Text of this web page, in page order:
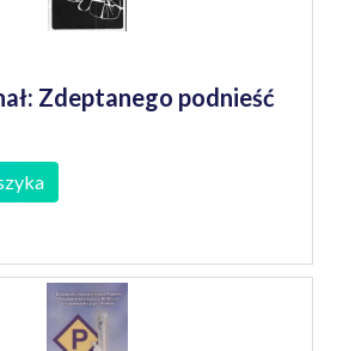
Zdeptanego podnieść